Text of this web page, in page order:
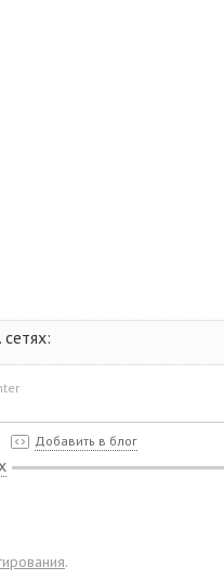
Добавить в блог
.